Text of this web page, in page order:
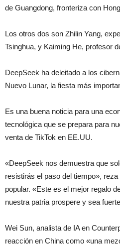
de Guangdong, fronteriza con
Los otros dos son Zhilin Yang,
Tsinghua, y Kaiming He, profesor
DeepSeek ha deleitado a los
Nuevo Lunar, la fiesta más
Es una buena noticia para una
tecnológica que se prepara para
venta de TikTok en EE.UU.
«DeepSeek nos demuestra que
resistirás el paso del tiempo»,
popular. «Este es el mejor regalo
nuestra patria prospere y sea
Wei Sun, analista de IA en
reacción en China como «una